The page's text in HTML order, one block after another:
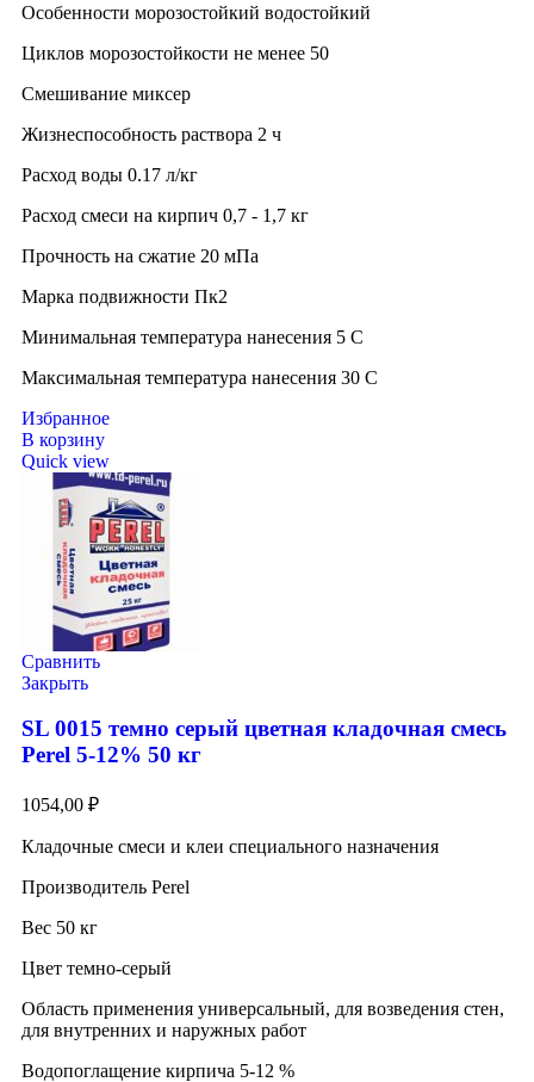
Особенности морозостойкий водостойкий
Циклов морозостойкости не менее 50
Смешивание миксер
Жизнеспособность раствора 2 ч
Расход воды 0.17 л/кг
Расход смеси на кирпич 0,7 - 1,7 кг
Прочность на сжатие 20 мПа
Марка подвижности Пк2
Минимальная температура нанесения 5 C
Максимальная температура нанесения 30 C
Избранное
В корзину
Quick view
Сравнить
Закрыть
SL 0015 темно серый цветная кладочная смесь
Perel 5-12% 50 кг
1054,00 ₽
Кладочные смеси и клеи специального назначения
Производитель Perel
Вес 50 кг
Цвет темно-серый
Область применения универсальный, для возведения стен,
для внутренних и наружных работ
Водопоглащение кирпича 5-12 %